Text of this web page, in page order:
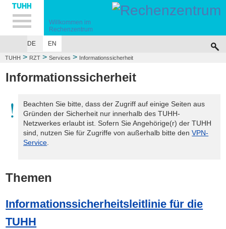
Hauptnavigation
Unternavigation
Inhalt
Suche
Willkommen im
Rechenzentrum
DE
EN
TUHH > RZT > Services > Informationssicherheit
Informationssicherheit
Beachten Sie bitte, dass der Zugriff auf einige Seiten aus
Gründen der Sicherheit nur innerhalb des TUHH-
Netzwerkes erlaubt ist. Sofern Sie Angehörige(r) der TUHH
sind, nutzen Sie für Zugriffe von außerhalb bitte denVPN-
Service
Themen
Informationssicherheitsleitlinie für die
TUHH